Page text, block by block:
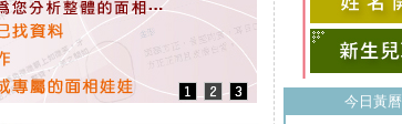
今日黃曆